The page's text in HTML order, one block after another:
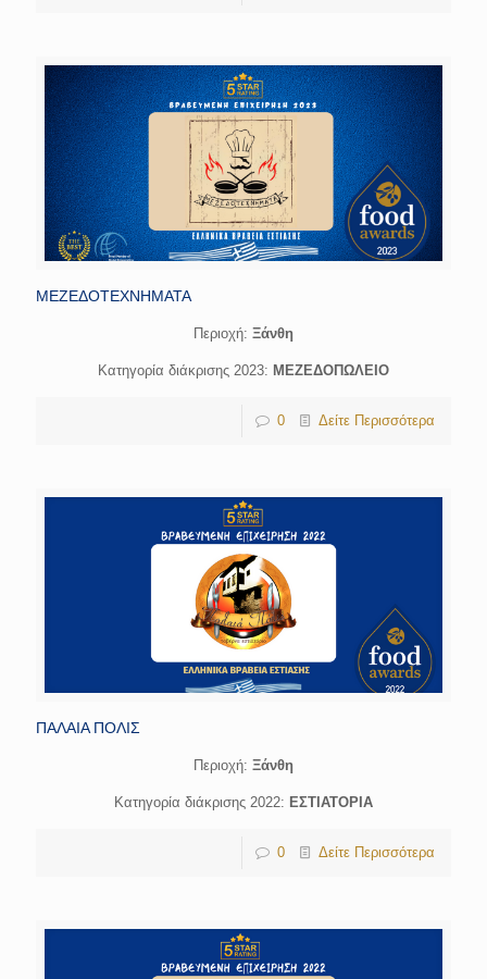
ΜΕΖΕΔΟΤΕΧΝΗΜΑΤΑ
Περιοχή: Ξάνθη
Κατηγορία διάκρισης 2023: ΜΕΖΕΔΟΠΩΛΕΙΟ
0 Δείτε Περισσότερα
ΠΑΛΑΙΑ ΠΟΛΙΣ
Περιοχή: Ξάνθη
Κατηγορία διάκρισης 2022: ΕΣΤΙΑΤΟΡΙΑ
0 Δείτε Περισσότερα